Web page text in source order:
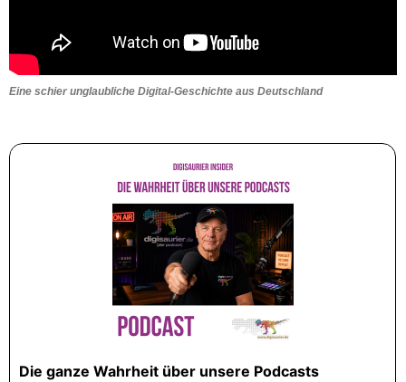
Eine schier unglaubliche Digital-Geschichte aus Deutschland